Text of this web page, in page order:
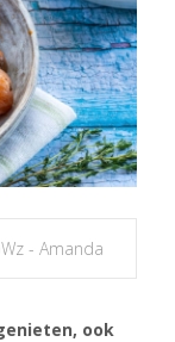
- Amanda
ook